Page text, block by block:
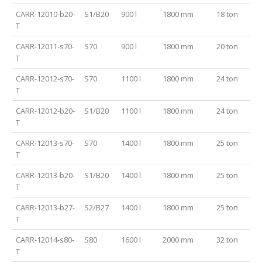
CARR-12010-b20-
T
S1/B20 900 l 1800 mm 18 ton
CARR-12011-s70-
T
S70 900 l 1800 mm 20 ton
CARR-12012-s70-
T
S70 1100 l 1800 mm 24 ton
CARR-12012-b20-
T
S1/B20 1100 l 1800 mm 24 ton
CARR-12013-s70-
T
S70 1400 l 1800 mm 25 ton
CARR-12013-b20-
T
S1/B20 1400 l 1800 mm 25 ton
CARR-12013-b27-
T
S2/B27 1400 l 1800 mm 25 ton
CARR-12014-s80-
T
S80 1600 l 2000 mm 32 ton